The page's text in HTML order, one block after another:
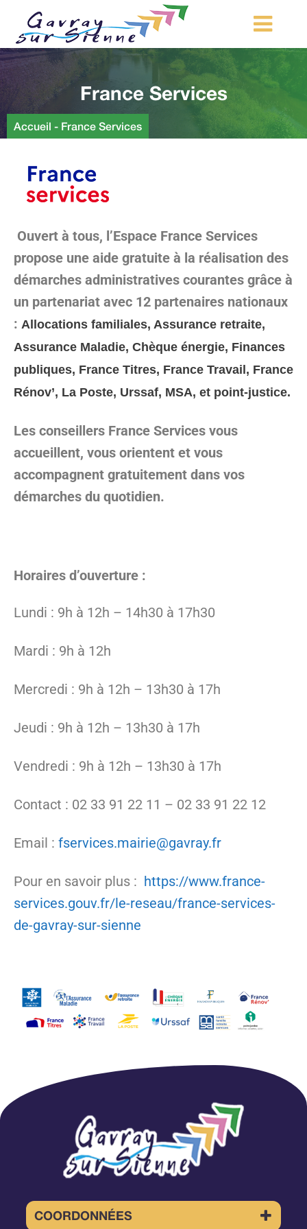
MA COMMUNE
MON QUOTIDIEN
LOISIRS ET TOURISME
Démarches d’urbanisme
France Services
Accueil - France Services
Ouvert à tous, l’Espace France Services
propose une aide gratuite à la réalisation des
démarches administratives courantes grâce à
un partenariat avec 12 partenaires nationaux
: Allocations familiales, Assurance retraite,
Assurance Maladie, Chèque énergie, Finances
publiques, France Titres, France Travail, France
Rénov’, La Poste, Urssaf, MSA, et point-justice.
Les conseillers France Services vous
accueillent, vous orientent et vous
accompagnent gratuitement dans vos
démarches du quotidien.
Horaires d’ouverture :
Lundi : 9h à 12h – 14h30 à 17h30
Mardi : 9h à 12h
Mercredi : 9h à 12h – 13h30 à 17h
Jeudi : 9h à 12h – 13h30 à 17h
Vendredi : 9h à 12h – 13h30 à 17h
Contact : 02 33 91 22 11 – 02 33 91 22 12
Email : fservices.mairie@gavray.fr
Pour en savoir plus : https://www.france-
services.gouv.fr/le-reseau/france-services-
de-gavray-sur-sienne
COORDONNÉES